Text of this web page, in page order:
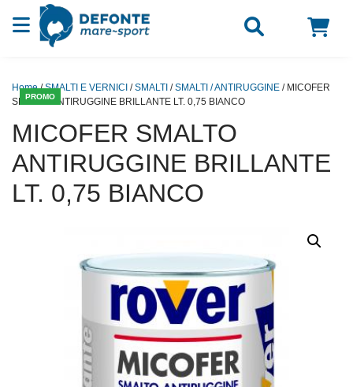
Vai al contenuto
PROMO
Home/SMALTI E VERNICI /SMALTI /SMALTI / ANTIRUGGINE / MICOFER
SMALTO ANTIRUGGINE BRILLANTE LT. 0,75 BIANCO
MICOFER SMALTO
ANTIRUGGINE BRILLANTE
LT. 0,75 BIANCO